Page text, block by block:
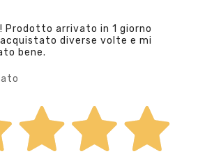
Prodotto arrivato in 1 giorno
diverse volte e mi
bene.